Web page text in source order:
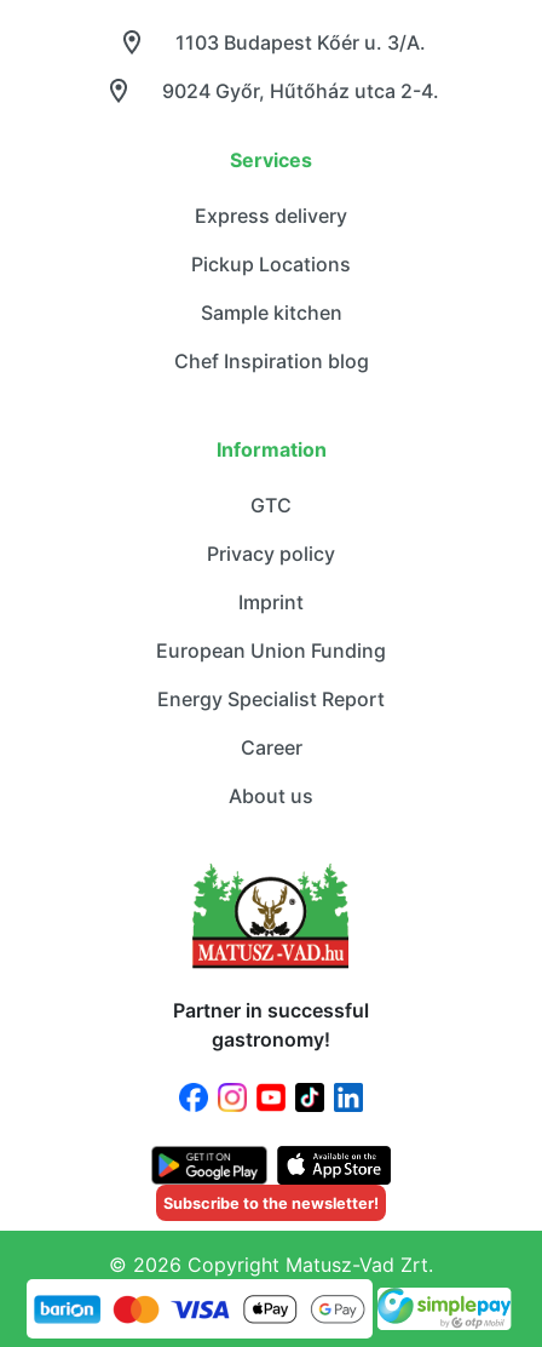
9024 Győr, Hűtőház utca 2-4.
1103 Budapest Kőér u. 3/A.
Services
Express delivery
Pickup Locations
Sample kitchen
Chef Inspiration blog
Information
GTC
Privacy policy
Imprint
European Union Funding
Energy Specialist Report
Career
About us
Partner in successful
gastronomy!
Subscribe to the newsletter!
© 2026 Copyright Matusz-Vad Zrt.